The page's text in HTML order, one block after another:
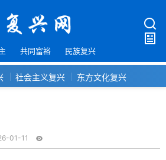
共同富裕 民族复兴
社会主义复兴 东方文化复兴
01-11